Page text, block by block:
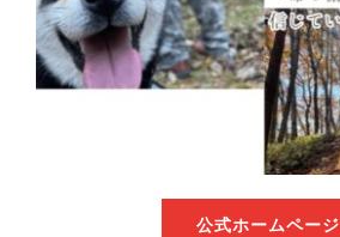
ガイドライン
ご出展
公式ホームページ